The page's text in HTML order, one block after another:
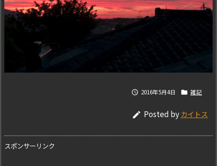
 2016年5月4日  雑記
 Posted byカイトス
スポンサーリンク